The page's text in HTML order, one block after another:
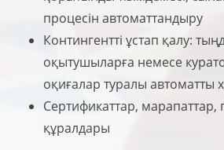
процесін автоматтандыру
Контингентті ұстап қалу:
оқытушыларға немесе
оқиғалар туралы автоматты
Сертификаттар,
құралдары